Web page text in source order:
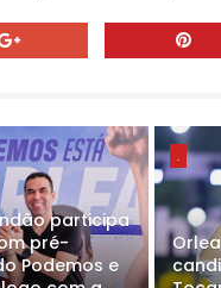
participa
pré-
Podemos e
.